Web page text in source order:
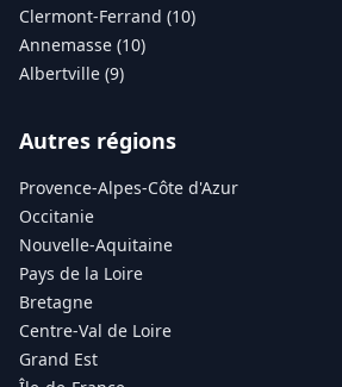
Clermont-Ferrand (10)
Annemasse (10)
Albertville (9)
Autres régions
Provence-Alpes-Côte d'Azur
Occitanie
Nouvelle-Aquitaine
Pays de la Loire
Bretagne
Centre-Val de Loire
Grand Est